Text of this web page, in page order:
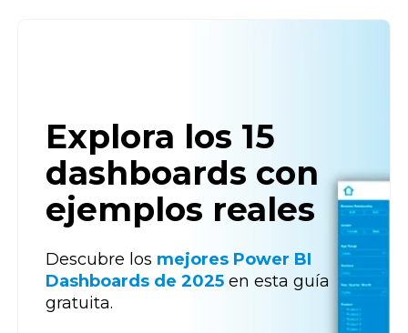
Explora los 15
dashboards con
ejemplos reales
Descubre los mejores Power BI
Dashboards de 2025 en esta guía
gratuita.